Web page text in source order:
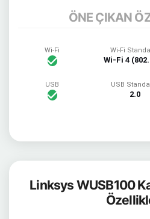
ÖNE ÇIKAN
Wi-Fi Wi-Fi
Wi-Fi 4
USB USB
2.0
Linksys WUSB100